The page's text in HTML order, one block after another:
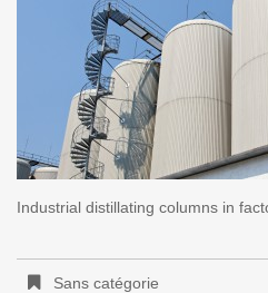
Industrial distillating columns in
Sans catégorie